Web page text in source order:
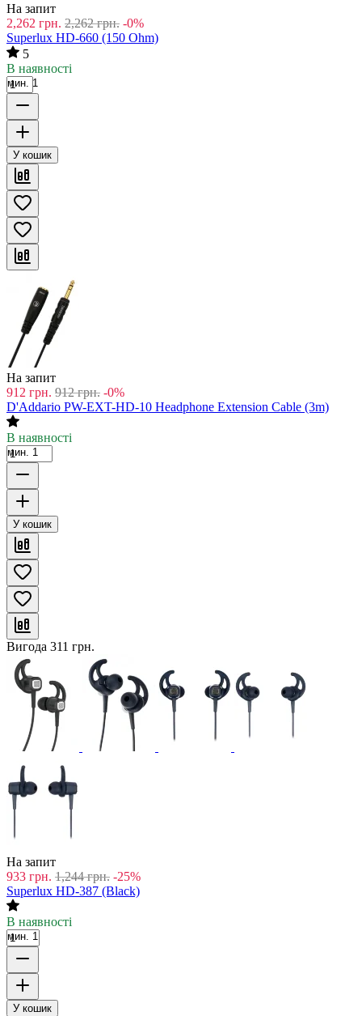
На запит
2,262 грн. 2,262 грн. -0%
Superlux HD-660 (150 Ohm)
5
В наявності
мин. 1
У кошик
На запит
912 грн. 912 грн. -0%
D'Addario PW-EXT-HD-10 Headphone Extension Cable (3m)
В наявності
мин. 1
У кошик
Вигода 311 грн.
На запит
933 грн. 1,244 грн. -25%
Superlux HD-387 (Black)
В наявності
мин. 1
У кошик